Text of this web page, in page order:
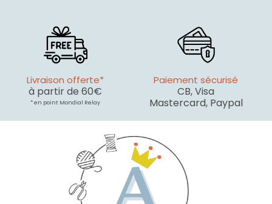
Livraison offerte*
à partir de 60€
* en point Mondial Relay
Paiement sécurisé
CB, Visa
Mastercard, Paypal